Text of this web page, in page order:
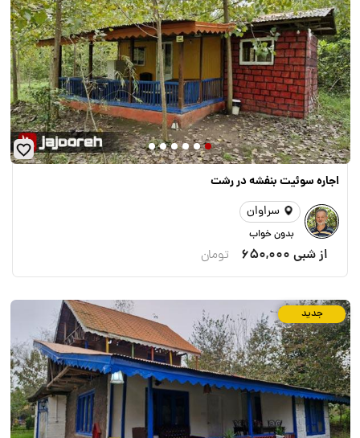
اجاره سوئیت بنفشه در رشت
سراوان
بدون خواب
از شبی 650,000 تومان
جدید